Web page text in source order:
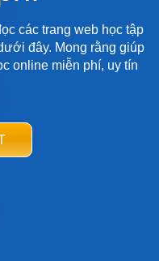
các trang web học tập
đây. Mong rằng giúp
online miễn phí, uy tín